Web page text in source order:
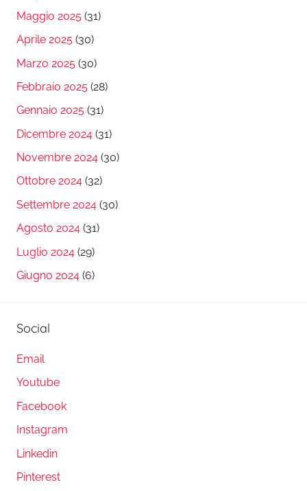
Maggio 2025 (31)
Aprile 2025 (30)
Marzo 2025 (30)
Febbraio 2025 (28)
Gennaio 2025 (31)
Dicembre 2024 (31)
Novembre 2024 (30)
Ottobre 2024 (32)
Settembre 2024 (30)
Agosto 2024 (31)
Luglio 2024 (29)
Giugno 2024 (6)
Social
Email
Youtube
Facebook
Instagram
Linkedin
Pinterest